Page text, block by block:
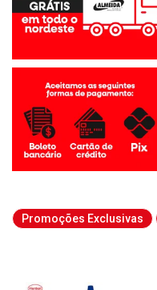
Promoções Exclusivas